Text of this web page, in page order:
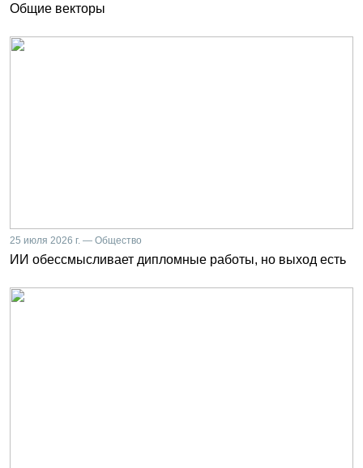
Общие векторы
25 июля 2026 г. — Общество
ИИ обессмысливает дипломные работы, но выход есть